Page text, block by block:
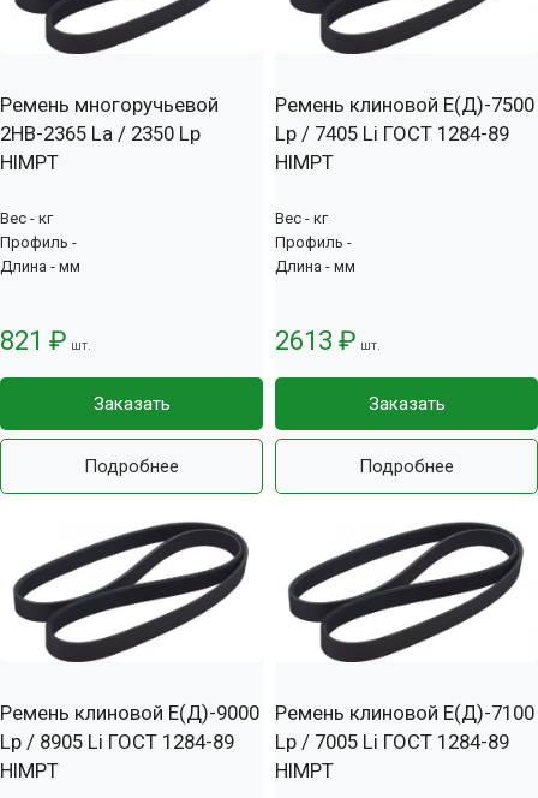
Ремень многоручьевой
2НВ-2365 La / 2350 Lp
HIMPT
Вес - кг
Профиль -
Длина - мм
821 ₽ шт.
Заказать
Подробнее
Ремень клиновой Е(Д)-7500
Lp / 7405 Li ГОСТ 1284-89
HIMPT
Вес - кг
Профиль -
Длина - мм
2613 ₽ шт.
Заказать
Подробнее
Ремень клиновой Е(Д)-9000
Lp / 8905 Li ГОСТ 1284-89
HIMPT
Ремень клиновой Е(Д)-7100
Lp / 7005 Li ГОСТ 1284-89
HIMPT